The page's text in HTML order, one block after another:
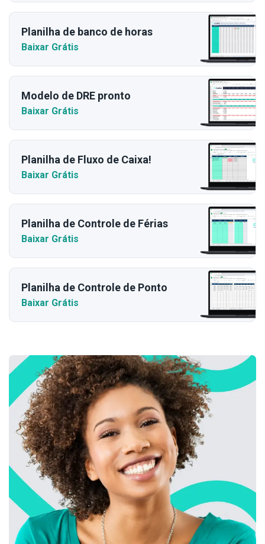
Planilha de banco de horas
Baixar Grátis
Modelo de DRE pronto
Baixar Grátis
Planilha de Fluxo de Caixa!
Baixar Grátis
Planilha de Controle de Férias
Baixar Grátis
Planilha de Controle de Ponto
Baixar Grátis